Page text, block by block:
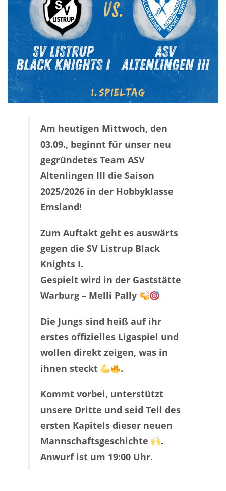
Am heutigen Mittwoch, den
03.09., beginnt für unser neu
gegründetes Team ASV
Altenlingen III die Saison
2025/2026 in der Hobbyklasse
Emsland!
Zum Auftakt geht es auswärts
gegen die SV Listrup Black
Knights I.
Gespielt wird in der Gaststätte
Warburg – Melli Pally
Die Jungs sind heiß auf ihr
erstes offizielles Ligaspiel und
wollen direkt zeigen, was in
ihnen steckt
.
Kommt vorbei, unterstützt
unsere Dritte und seid Teil des
ersten Kapitels dieser neuen
Mannschaftsgeschichte
.
Anwurf ist um 19:00 Uhr.